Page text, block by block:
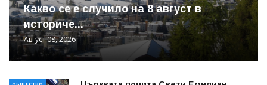
Какво се е случило на 8 август в
историче...
Август 08, 2026